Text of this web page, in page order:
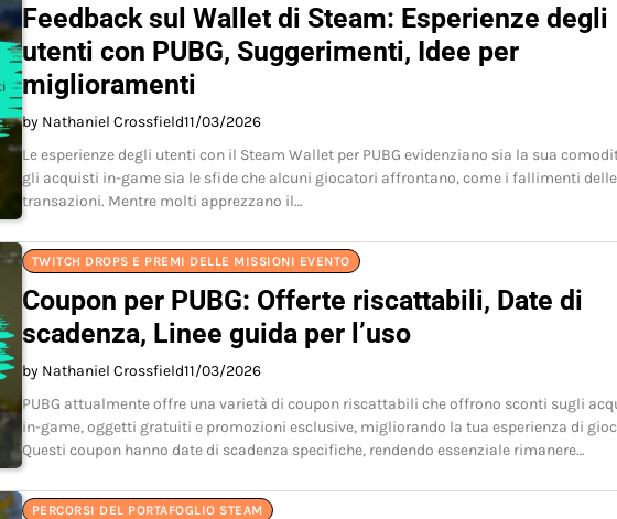
Feedback sul Wallet di Steam: Esperienze degli
utenti con PUBG, Suggerimenti, Idee per
miglioramenti
by Nathaniel Crossfield11/03/2026
Le esperienze degli utenti con il Steam Wallet per PUBG evidenziano sia la sua
gli acquisti in-game sia le sfide che alcuni giocatori affrontano, come i fallimenti delle
transazioni. Mentre molti apprezzano il…
TWITCH DROPS E PREMI DELLE MISSIONI EVENTO
Coupon per PUBG: Offerte riscattabili, Date di
scadenza, Linee guida per l’uso
by Nathaniel Crossfield11/03/2026
PUBG attualmente offre una varietà di coupon riscattabili che offrono sconti sugli
in-game, oggetti gratuiti e promozioni esclusive, migliorando la tua esperienza di
Questi coupon hanno date di scadenza specifiche, rendendo essenziale rimanere…
PERCORSI DEL PORTAFOGLIO STEAM